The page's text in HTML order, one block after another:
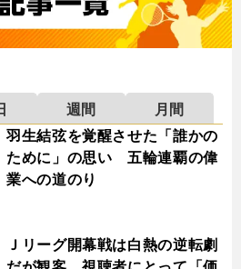
週間
月間
羽生結弦を覚醒させた「誰かの
ために」の思い 五輪連覇の偉
業への道のり
Ｊリーグ開幕戦は白熱の逆転劇